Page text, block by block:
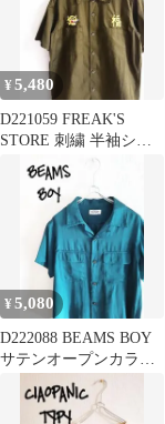
¥5,480
D221059 FREAK'S
STORE 刺繍 半袖シャ
¥5,080
D222088 BEAMS BOY
サテンオープンカラー